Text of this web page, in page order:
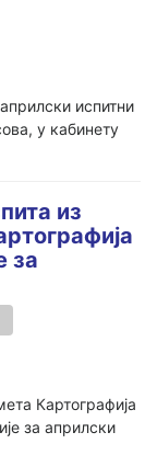
испитни
у кабинету
из
за
Картографија
за априлски